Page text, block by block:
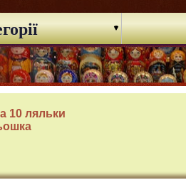
10 ляльки